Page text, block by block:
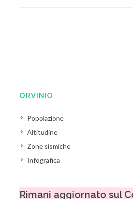
ORVINIO
Popolazione
Altitudine
Zone sismiche
Infografica
Rimani aggiornato sul